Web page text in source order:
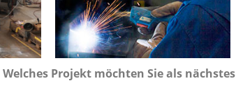
Projekt möchten Sie als nächstes